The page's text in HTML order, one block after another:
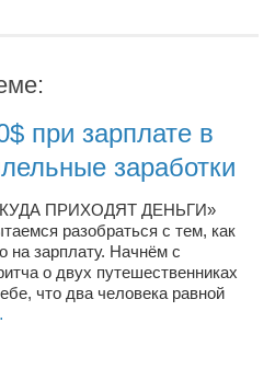
при зарплате в
заработки
ПРИХОДЯТ ДЕНЬГИ»
разобраться с тем, как
на зарплату. Начнём с
о двух путешественниках
что два человека равной